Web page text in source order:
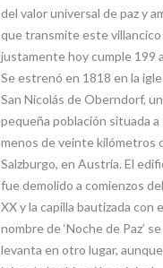
del valor universal de paz y
que transmite este
justamente hoy cumple 199
Se estrenó en 1818 en la
San Nicolás de Oberndorf,
pequeña población situada a
menos de veinte kilómetros
Salzburgo, en Austria. El
fue demolido a comienzos
XX y la capilla bautizada con
nombre de ‘Noche de Paz’ se
levanta en otro lugar,